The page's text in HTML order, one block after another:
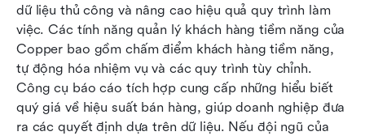
dữ liệu thủ công và nâng cao hiệu quả quy trình làm
việc. Các tính năng quản lý khách hàng tiềm năng của
Copper bao gồm chấm điểm khách hàng tiềm năng,
tự động hóa nhiệm vụ và các quy trình tùy chỉnh.
Công cụ báo cáo tích hợp cung cấp những hiểu biết
quý giá về hiệu suất bán hàng, giúp doanh nghiệp đưa
ra các quyết định dựa trên dữ liệu. Nếu đội ngũ của